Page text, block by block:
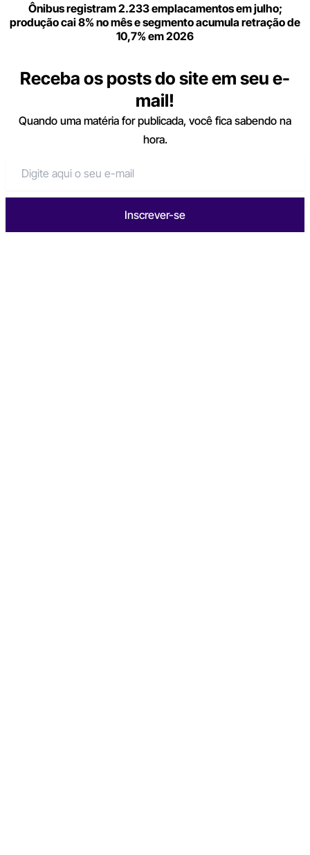
Ônibus registram 2.233 emplacamentos em julho;
produção cai 8% no mês e segmento acumula retração de
10,7% em 2026
Receba os posts do site em seu e-
mail!
Quando uma matéria for publicada, você fica sabendo na
hora.
Inscrever-se